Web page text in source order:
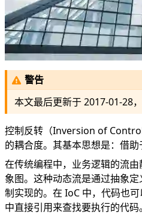
警告
本文最后更新于2017-01-28
控制反转（Inversion of
的耦合度。其基本思想是：借助
在传统编程中，业务逻辑的流
象图。这种动态流是通过抽象
制实现的。在 IoC 中，代码也
中直接引用来查找要执行的代码。